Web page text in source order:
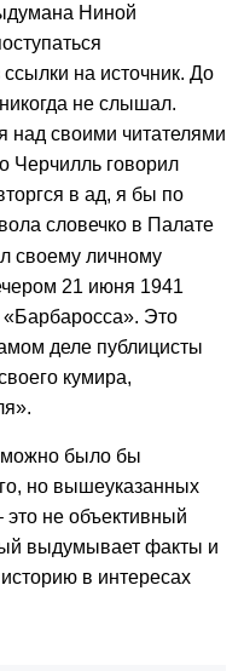
Ниной
на источник. До
не слышал.
над своими читателями
Черчилль говорил
в ад, я бы по
словечко в Палате
своему личному
21 июня 1941
Это
деле публицисты
кумира,
было бы
но вышеуказанных
это не объективный
выдумывает факты и
в интересах